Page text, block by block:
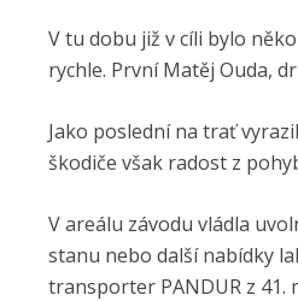
V tu dobu již v cíli bylo
rychle. První Matěj Ouda,
Jako poslední na trať
škodiče však radost z
V areálu závodu vládla
stanu nebo další nabídky
transporter PANDUR z 41.